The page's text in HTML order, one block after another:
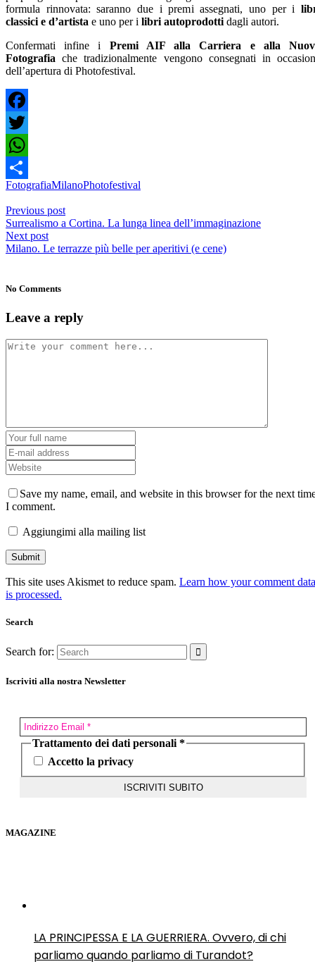
formula rinnovata: saranno due i premi assegnati, uno per i
classici e d’artista e uno per i libri autoprodotti dagli autori.
Confermati infine i Premi AIF alla Carriera e alla
Fotografia che tradizionalmente vengono consegnati in
dell’apertura di Photofestival.
Facebook
Twitter
WhatsApp
Share
FotografiaMilanoPhotofestival
Previous post
Surrealismo a Cortina. La lunga linea dell’immaginazione
Next post
Milano. Le terrazze più belle per aperitivi (e cene)
No Comments
Leave a reply
Save my name, email, and website in this browser for the next
I comment.
Aggiungimi alla mailing list
This site uses Akismet to reduce spam. Learn how your comment data
is processed.
Search
Search for:
Iscriviti alla nostra Newsletter
Trattamento dei dati personali *
Accetto la privacy
MAGAZINE
LA PRINCIPESSA E LA GUERRIERA. Ovvero, di chi
parliamo quando parliamo di Turandot?